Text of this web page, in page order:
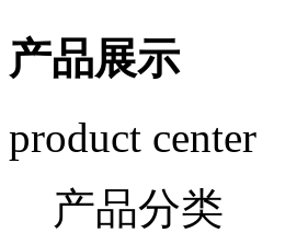
产品展示
product center
产品分类